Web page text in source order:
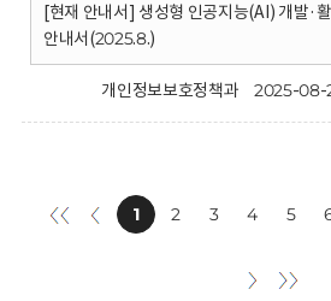
[현재 안내서] 생성형 인공지능(AI) 개발·
안내서(2025.8.)
개인정보보호정책과 2025-08-
1 2 3 4 5